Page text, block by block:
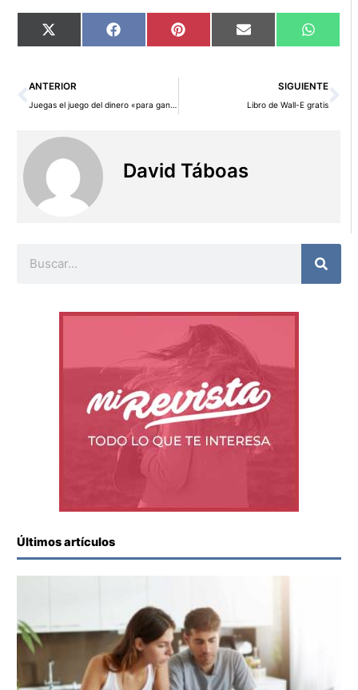
Compartir
en
X
(Twitter)
Compartir
en
Facebook Compartir
en
Pinterest Compartir
en
Email
en
Ant
ANTERIOR
Juegas el juego del dinero «para ganar» o «para no perder»
SIGUIENTE
Libro de Wall-E gratis
David Táboas
Últimos artículos